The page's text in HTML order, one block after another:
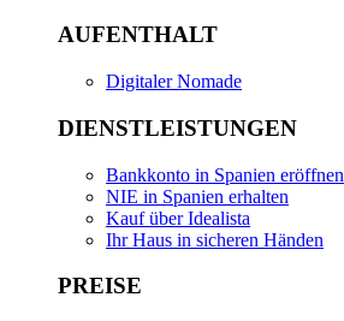
AUFENTHALT
Digitaler Nomade
DIENSTLEISTUNGEN
Bankkonto in Spanien eröffnen
NIE in Spanien erhalten
Kauf über Idealista
Ihr Haus in sicheren Händen
PREISE